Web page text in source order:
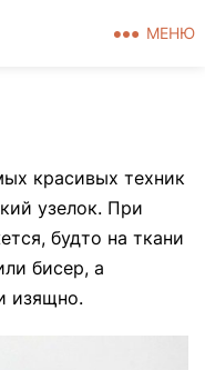
МЕНЮ
красивых техник
узелок. При
будто на ткани
бисер, а
изящно.